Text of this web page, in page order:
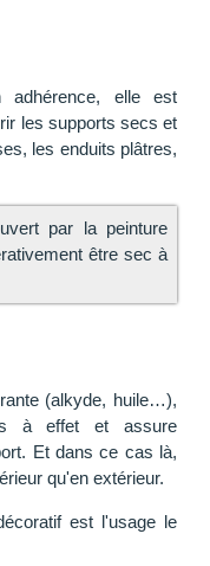
elle est
les supports secs et
les enduits plâtres,
par la peinture
être sec à
(alkyde, huile…),
à effet et assure
Et dans ce cas là,
qu'en extérieur.
est l'usage le